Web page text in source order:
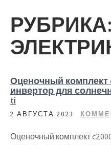
РУБРИКА:
Оценочный комплект
инвертор для
ti
2 АВГУСТА 2023
Оценочный комплект